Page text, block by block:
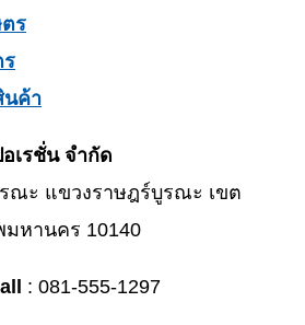
ร
ร
นค้า
เรชั่น จำกัด
ณะ แขวงราษฎร์บูรณะ เขต
หานคร 10140
: 081-555-1297